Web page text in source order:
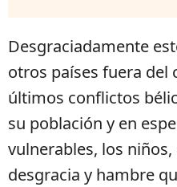
Desgraciadamente
otros países fuera del
últimos conflictos
su población y en
vulnerables, los
desgracia y hambre